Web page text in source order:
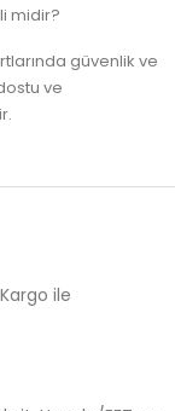
midir?
güvenlik ve
ve
ile